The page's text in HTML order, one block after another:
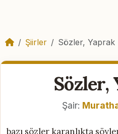
Şiirler Sözler, Yaprak
Sözler,
Şair:
bazı sözler karanlıkta